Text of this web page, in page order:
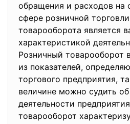
обращения и расходов на
сфере розничной
товарооборота является
характеристикой
Розничный товарооборот
из показателей,
торгового предприятия,
величине можно судить
деятельности
товарооборот